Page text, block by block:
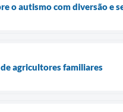
o autismo com diversão e
agricultores familiares